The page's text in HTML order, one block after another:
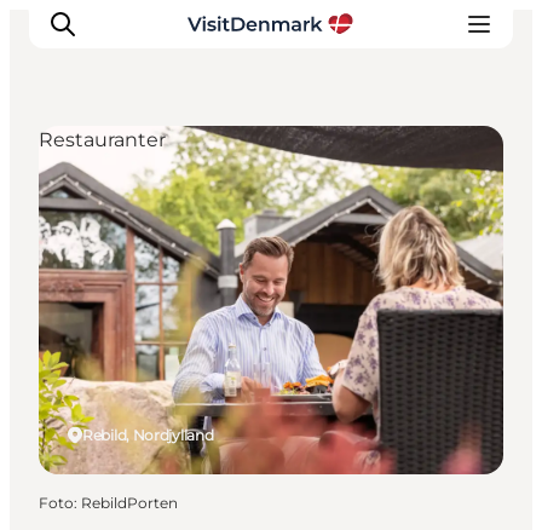
Inspiration
Destinationer
Oplevelser
Overnatning
Planlæg ferien
Rebild, Nordjylland
Restauranter
Foto: RebildPorten